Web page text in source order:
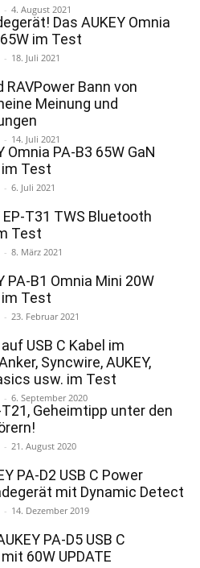
- 4. August 2021
Das AUKEY Omnia
im Test
- 18. Juli 2021
RAVPower Bann von
Meinung und
- 14. Juli 2021
Omnia PA-B3 65W GaN
Test
- 6. Juli 2021
EP-T31 TWS Bluetooth
Test
- 8. März 2021
PA-B1 Omnia Mini 20W
Test
- 23. Februar 2021
USB C Kabel im
Syncwire, AUKEY,
usw. im Test
- 6. September 2020
T21, Geheimtipp unter den
- 21. August 2020
PA-D2 USB C Power
mit Dynamic Detect
- 14. Dezember 2019
PA-D5 USB C
60W UPDATE